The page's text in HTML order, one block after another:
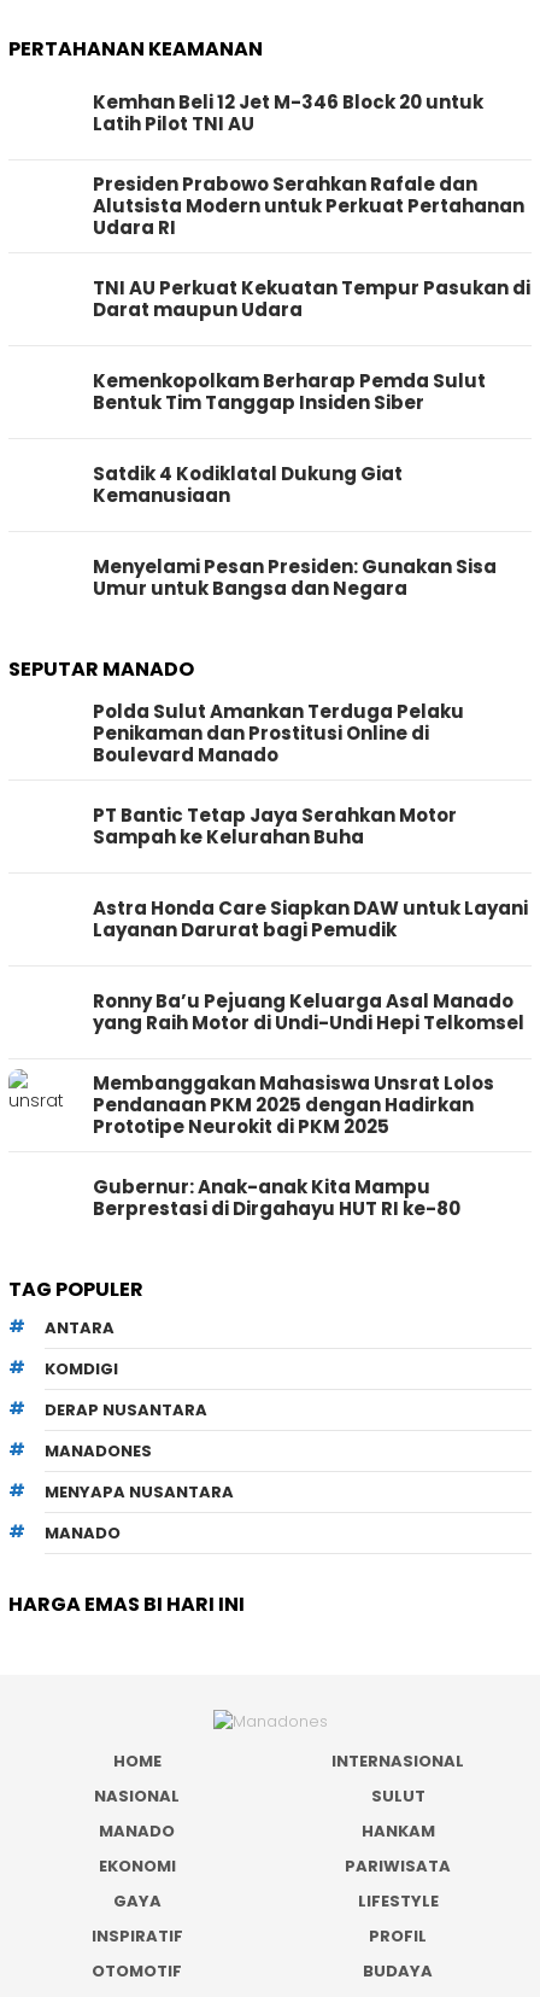
PERTAHANAN KEAMANAN
Kemhan Beli 12 Jet M-346 Block 20 untuk
Latih Pilot TNI AU
Presiden Prabowo Serahkan Rafale dan
Alutsista Modern untuk Perkuat Pertahanan
Udara RI
TNI AU Perkuat Kekuatan Tempur Pasukan di
Darat maupun Udara
Kemenkopolkam Berharap Pemda Sulut
Bentuk Tim Tanggap Insiden Siber
Satdik 4 Kodiklatal Dukung Giat
Kemanusiaan
Menyelami Pesan Presiden: Gunakan Sisa
Umur untuk Bangsa dan Negara
SEPUTAR MANADO
Polda Sulut Amankan Terduga Pelaku
Penikaman dan Prostitusi Online di
Boulevard Manado
PT Bantic Tetap Jaya Serahkan Motor
Sampah ke Kelurahan Buha
Astra Honda Care Siapkan DAW untuk Layani
Layanan Darurat bagi Pemudik
Ronny Ba’u Pejuang Keluarga Asal Manado
yang Raih Motor di Undi-Undi Hepi Telkomsel
Membanggakan Mahasiswa Unsrat Lolos
Pendanaan PKM 2025 dengan Hadirkan
Prototipe Neurokit di PKM 2025
Gubernur: Anak-anak Kita Mampu
Berprestasi di Dirgahayu HUT RI ke-80
TAG POPULER
ANTARA
KOMDIGI
DERAP NUSANTARA
MANADONES
MENYAPA NUSANTARA
MANADO
HARGA EMAS BI HARI INI
HOME
INTERNASIONAL
NASIONAL
SULUT
MANADO
HANKAM
EKONOMI
PARIWISATA
GAYA
LIFESTYLE
INSPIRATIF
PROFIL
OTOMOTIF
BUDAYA